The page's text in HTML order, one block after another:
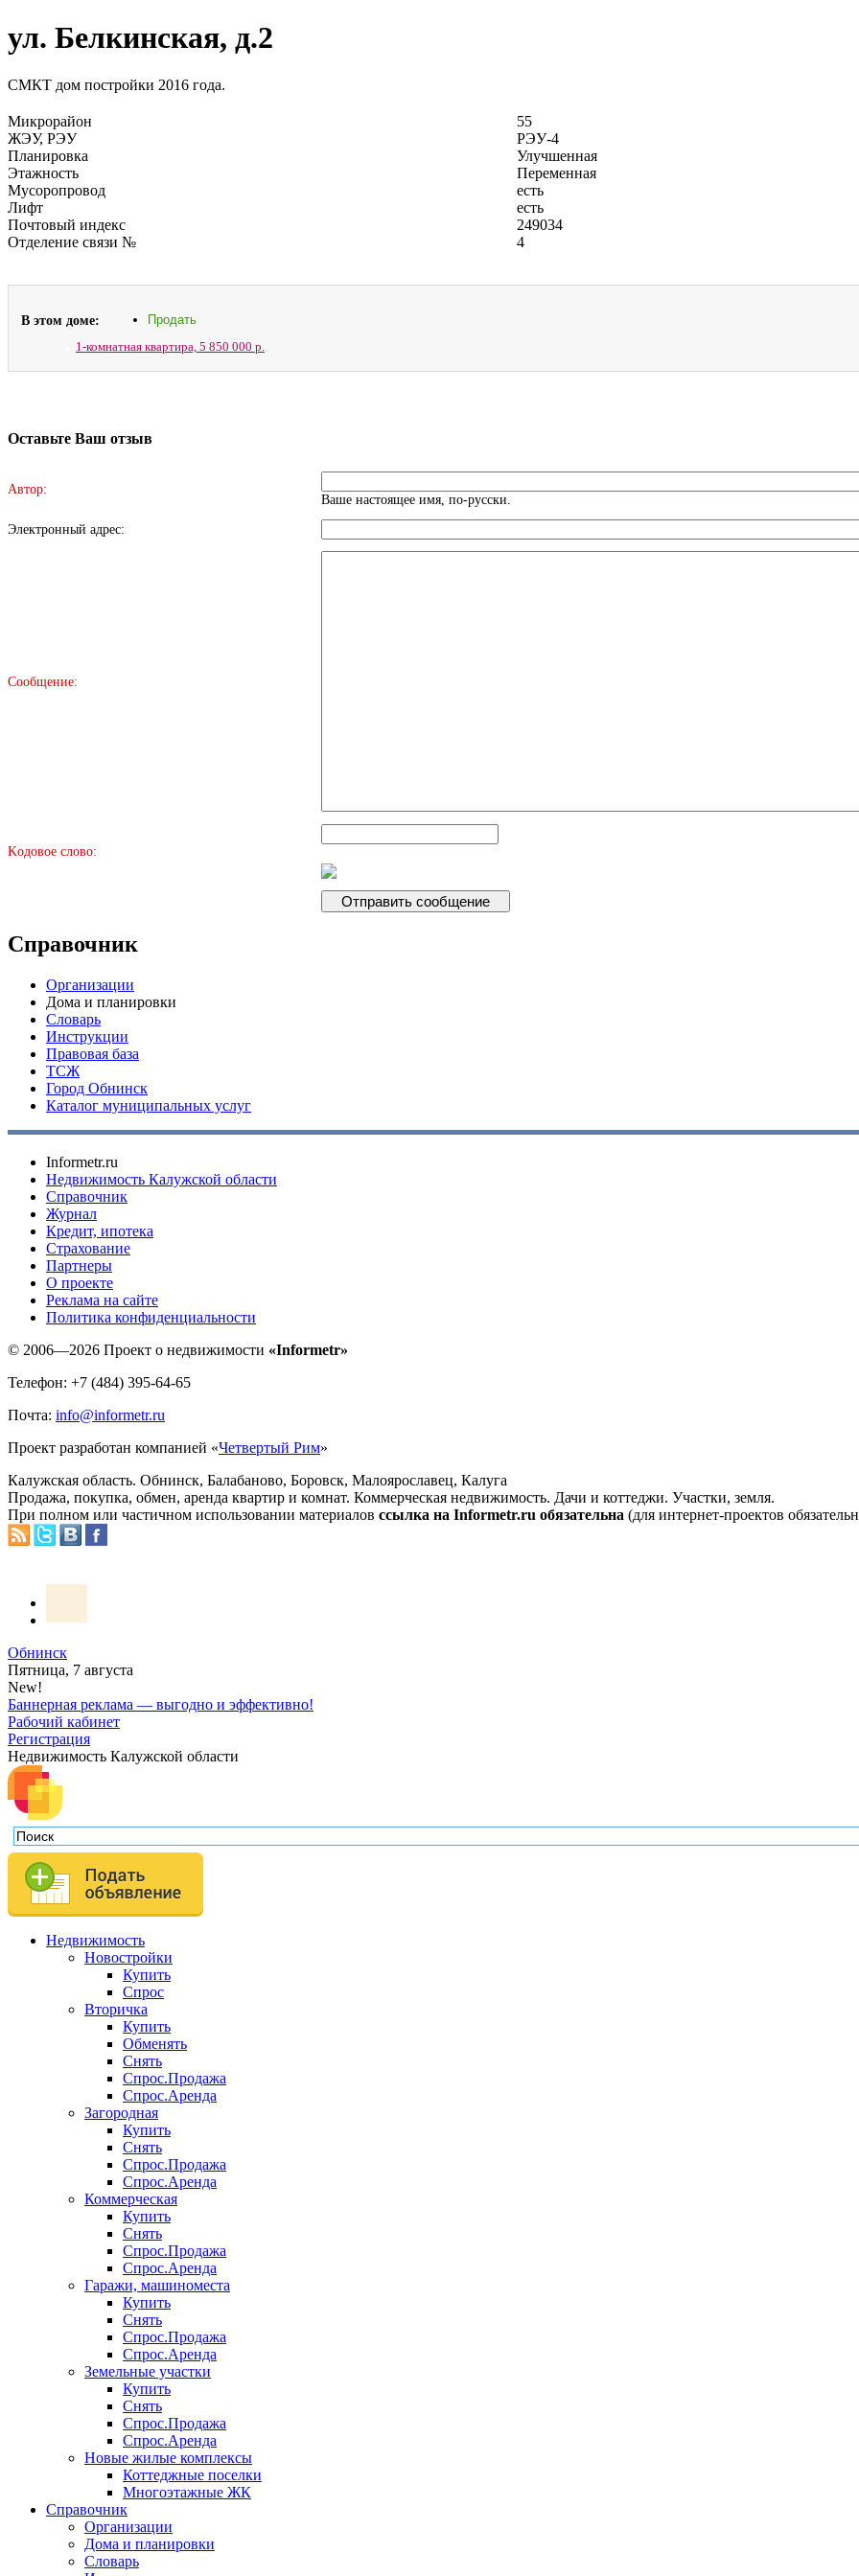
ул. Белкинская, д.2
СМКТ дом постройки 2016 года.
Микрорайон
55
ЖЭУ, РЭУ
РЭУ-4
Планировка
Улучшенная
Этажность
Переменная
Мусоропровод
есть
Лифт
есть
Почтовый индекс
249034
Отделение связи №
4
В этом доме: Продать
1-комнатная квартира, 5 850 000 р.
Оставьте Ваш отзыв
Автор:
Ваше настоящее имя, по-русски.
Электронный адрес:
Сообщение:
Kодовое слово:
Справочник
Организации
Дома и планировки
Словарь
Инструкции
Правовая база
ТСЖ
Город Обнинск
Каталог муниципальных услуг
Informetr.ru
Недвижимость Калужской области
Справочник
Журнал
Кредит, ипотека
Страхование
Партнеры
O проекте
Реклама на сайте
Политика конфиденциальности
© 2006—2026 Проект о недвижимости «Informetr»
Телефон: +7 (484) 395-64-65
Почта: info@informetr.ru
Проект разработан компанией «Четвертый Рим»
Калужская область. Обнинск, Балабаново, Боровск, Малоярославец, Калуга
Продажа, покупка, обмен, аренда квартир и комнат. Коммерческая недвижимость. Дачи и коттеджи. Участки, земля.
При полном или частичном использовании материалов ссылка на Informetr.ru обязательна (для интернет-проектов
Обнинск
Пятница, 7 августа
New!
Баннерная реклама — выгодно и эффективно!
Рабочий кабинет
Регистрация
Недвижимость Калужской области
Недвижимость
Новостройки
Купить
Спрос
Вторичка
Купить
Обменять
Снять
Спрос.Продажа
Спрос.Аренда
Загородная
Купить
Снять
Спрос.Продажа
Спрос.Аренда
Коммерческая
Купить
Снять
Спрос.Продажа
Спрос.Аренда
Гаражи, машиноместа
Купить
Снять
Спрос.Продажа
Спрос.Аренда
Земельные участки
Купить
Снять
Спрос.Продажа
Спрос.Аренда
Новые жилые комплексы
Коттеджные поселки
Многоэтажные ЖК
Справочник
Организации
Дома и планировки
Словарь